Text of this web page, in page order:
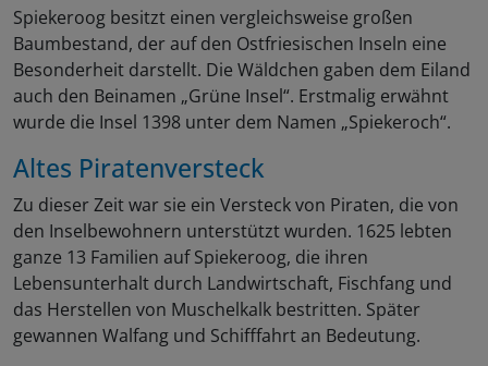
Spiekeroog besitzt einen vergleichsweise großen
Baumbestand, der auf den Ostfriesischen Inseln eine
Besonderheit darstellt. Die Wäldchen gaben dem Eiland
auch den Beinamen „Grüne Insel“. Erstmalig erwähnt
wurde die Insel 1398 unter dem Namen „Spiekeroch“.
Altes Piratenversteck
Zu dieser Zeit war sie ein Versteck von Piraten, die von
den Inselbewohnern unterstützt wurden. 1625 lebten
ganze 13 Familien auf Spiekeroog, die ihren
Lebensunterhalt durch Landwirtschaft, Fischfang und
das Herstellen von Muschelkalk bestritten. Später
gewannen Walfang und Schifffahrt an Bedeutung.